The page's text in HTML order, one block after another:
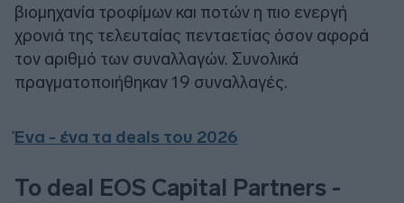
βιομηχανία τροφίμων και ποτών η πιο ενεργή
χρονιά της τελευταίας πενταετίας όσον αφορά
τον αριθμό των συναλλαγών. Συνολικά
πραγματοποιήθηκαν 19 συναλλαγές.
Ένα - ένα τα deals του 2026
Το deal EOS Capital Partners -